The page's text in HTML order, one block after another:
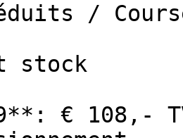
/
stock
€ 108,-